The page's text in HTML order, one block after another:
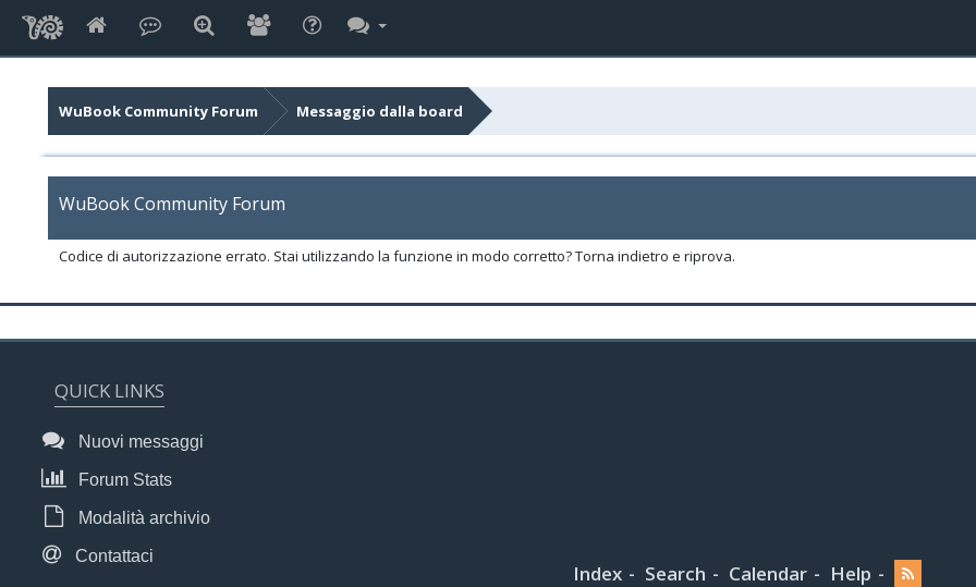
WuBook Community Forum Messaggio dalla board
WuBook Community Forum
Codice di autorizzazione errato. Stai utilizzando la funzione in modo corretto? Torna indietro e riprova.
QUICK LINKS
Nuovi messaggi
Forum Stats
Modalità archivio
Contattaci
Index Search Calendar Help